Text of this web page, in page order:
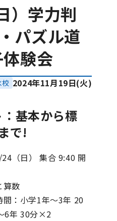
）学力判
パズル道
験会
校 2024年11月19日(火)
基本から標
で!
（日） 集合 9:40 開
算数
：小学1年～3年 20
6年 30分×2